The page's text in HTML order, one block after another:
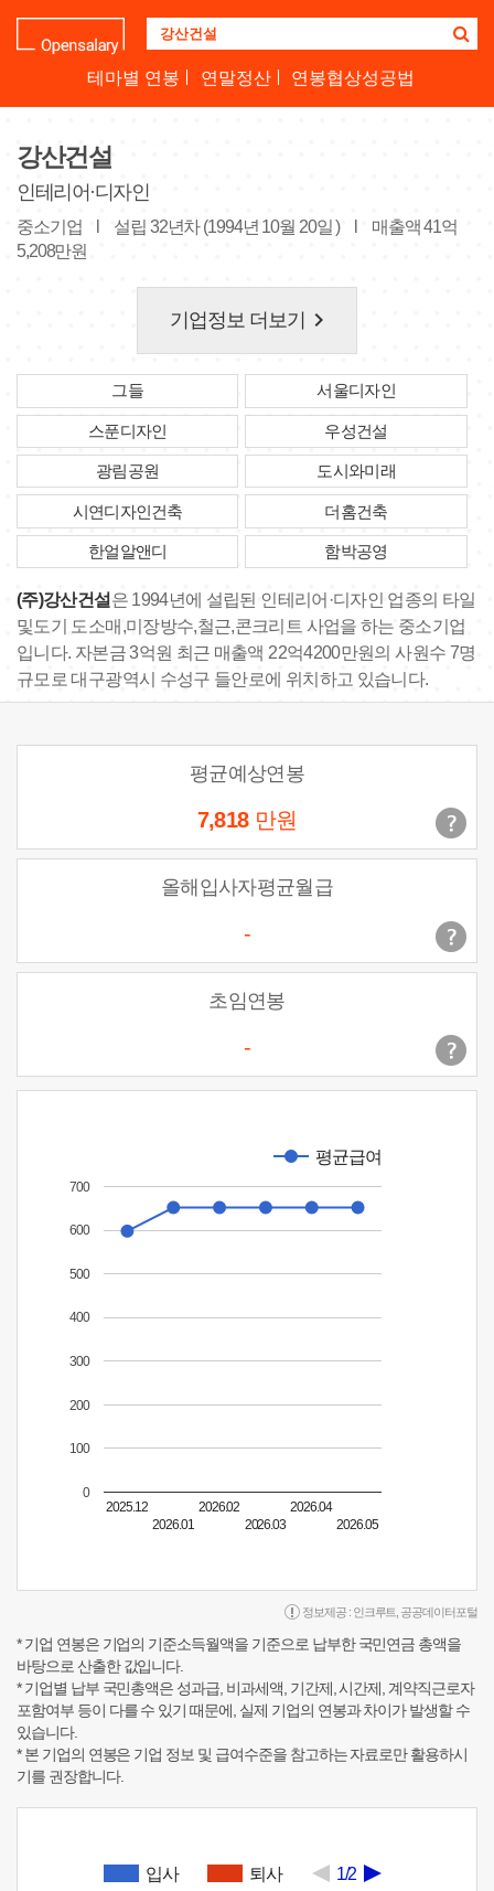
업
명
세
요
테마별 연봉 연말정산 연봉협상성공법
강산건설
인테리어·디자인
중소기업 설립 32년차 (1994년 10월 20일 )
매출액 41억
5,208만원
기업정보 더보기 keyboard_arrow_right
그들 서울디자인
스푼디자인 우성건설
광림공원 도시와미래
시연디자인건축 더홈건축
한얼알앤디 함박공영
(주)강산건설 은 1994년에 설립된 인테리어·디자인 업종의 타일
및도기 도소매,미장방수,철근,콘크리트 사업을 하는 중소기업
입니다. 자본금 3억원 최근 매출액 22억4200만원의 사원수 7명
규모로 대구광역시 수성구 들안로에 위치하고 있습니다.
평균예상연봉
7,818 만원
올해입사자평균월급
-
초임연봉
-
평균급여
2025.12
2026.01
2026.02
2026.03
2026.04
2026.05
0
100
200
300
400
500
600
700
정보제공 : 인크루트 공공데이터포털
* 기업 연봉은 기업의 기준소득월액을 기준으로 납부한 국민연금 총액을
바탕으로 산출한 값입니다.
* 기업별 납부 국민총액은 성과급, 비과세액, 기간제, 시간제, 계약직근로자
포함여부 등이 다를 수 있기 때문에, 실제 기업의 연봉과 차이가 발생할 수
있습니다.
* 본 기업의 연봉은 기업 정보 및 급여수준을 참고하는 자료로만 활용하시
기를 권장합니다.
입사 퇴사 1/2